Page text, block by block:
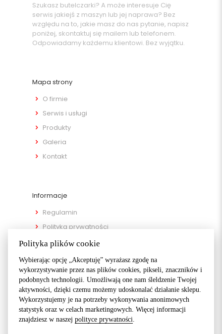
Szukasz butelczarki? A może interesuje Cię
serwis jakiejś z maszyn lub jej naprawa? Bez
względu na to, jakie masz do nas pytanie, napisz
poniżej, skontaktuj się mailem lub telefonem.
Odpowiadamy każdemu klientowi. Bez wyjątku.
Mapa strony
O firmie
Serwis i usługi
Produkty
Galeria
Kontakt
Informacje
Regulamin
Polityka prywatności
Metody płatności
Metody dostawy
Zwroty
Polityka plików cookie
Wybierając opcję „Akceptuję” wyrażasz zgodę na
wykorzystywanie przez nas plików cookies, pikseli, znaczników i
podobnych technologii. Umożliwają one nam śleldzenie Twojej
aktywności, dzięki czemu możemy udoskonalać działanie sklepu.
Wykorzystujemy je na potrzeby wykonywania anonimowych
statystyk oraz w celach marketingowych. Więcej informacji
znajdziesz w naszejpolityce prywatności